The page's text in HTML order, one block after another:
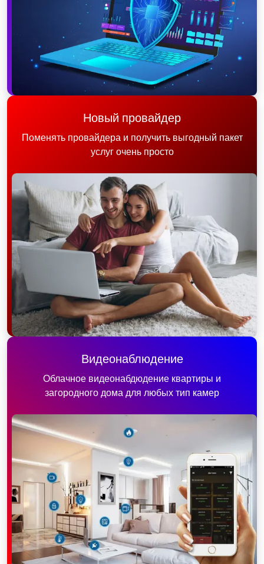
Новый провайдер
Поменять провайдера и получить выгодный пакет
услуг очень просто
Видеонаблюдение
Облачное видеонабдюдение квартиры и
загородного дома для любых тип камер